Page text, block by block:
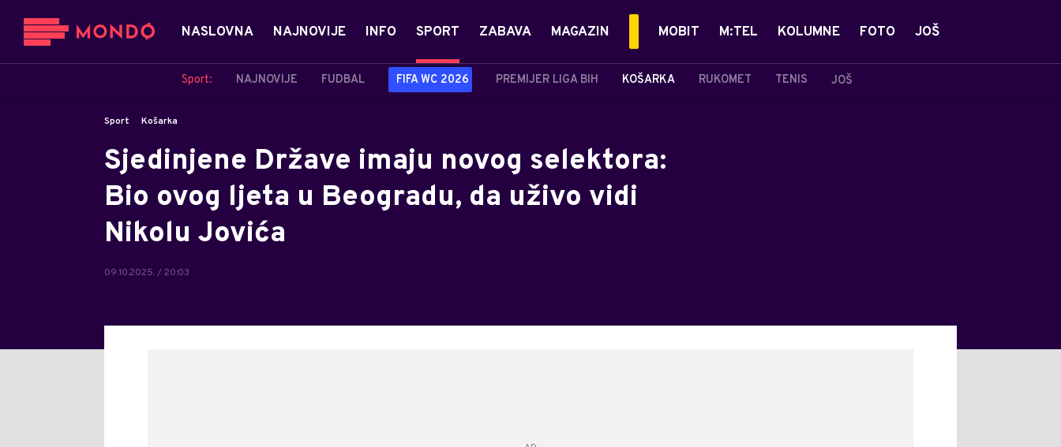
NASLOVNA NAJNOVIJE INFO SPORT
Sport: NAJNOVIJE FUDBAL FIFA WC 2026 PREMIJER LIGA BIH KOŠARKA RUKOMET TENIS JOŠ
ZABAVA MAGAZIN MOBIT M:TEL KOLUMNE FOTO JOŠ
Sport Košarka
Sjedinjene Države imaju novog selektora:
Bio ovog ljeta u Beogradu, da uživo vidi
Nikolu Jovića
09.10.2025. / 20:03